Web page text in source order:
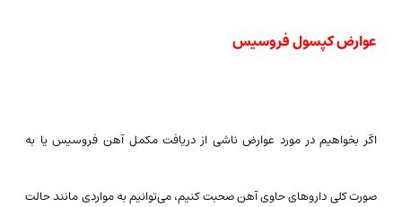
عوارض کپسول فروسیس
اگر بخواهیم در مورد عوارض ناشی از دریافت مکمل آهن فروسیس یا به
صورت کلی داروهای حاوی آهن صحبت کنیم، می‌توانیم به مواردی مانند حالت